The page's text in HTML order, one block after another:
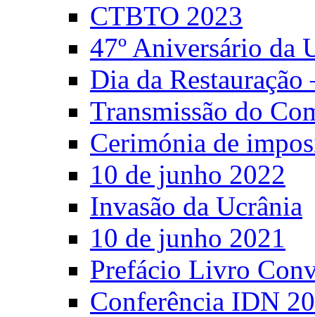
CTBTO 2023
47º Aniversário da
Dia da
Transmissão do
Cerimónia de
10 de junho 2022
Invasão da Ucrânia
10 de junho 2021
Prefácio Livro
Conferência IDN